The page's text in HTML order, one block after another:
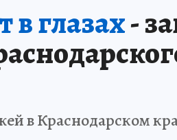
в глазах-
в Краснодарском